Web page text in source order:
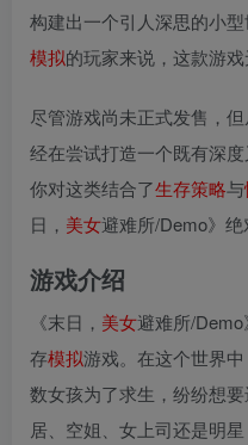
构建出一个引人深思的小
模拟的玩家来说，这款游戏
尽管游戏尚未正式发售，
经在尝试打造一个既有深
你对这类结合了生存策略与
日， 美女避难所/Demo》绝
游戏介绍
《末日， 美女避难所/
存模拟游戏。在这个世界
数女孩为了求生，纷纷想
居、空姐、女上司还是明